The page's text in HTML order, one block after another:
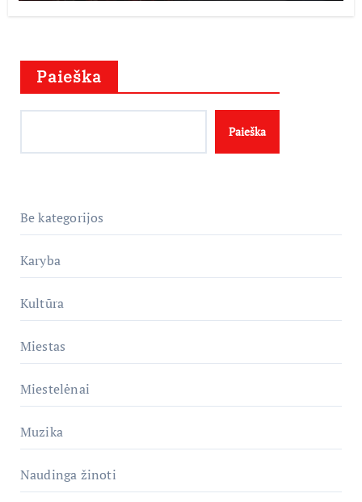
Paieška
Paieška
Be kategorijos
Karyba
Kultūra
Miestas
Miestelėnai
Muzika
Naudinga žinoti